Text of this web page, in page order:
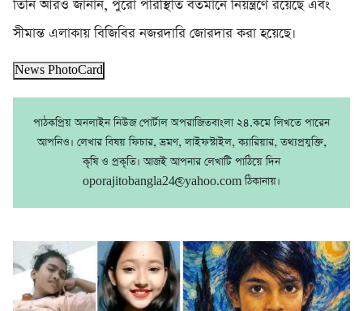
তিনি আরও জানান, পুরো পরিস্থিতি বর্তমানে নিয়ন্ত্রণে রয়েছে এবং
সীমান্ত এলাকায় বিজিবির নজরদারি জোরদার করা হয়েছে।
News PhotoCard
পাঠকপ্রিয় অনলাইন নিউজ পোর্টাল অপরাজিতবাংলা ২৪.কমে লিখতে পারেন
আপনিও। লেখার বিষয় ফিচার, ভ্রমণ, লাইফস্টাইল, ক্যারিয়ার, তথ্যপ্রযুক্তি,
কৃষি ও প্রকৃতি। আজই আপনার লেখাটি পাঠিয়ে দিন
oporajitobangla24@yahoo.com ঠিকানায়।